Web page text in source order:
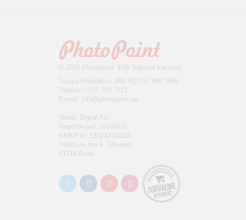
© 2026 Photopoint. Kõik õigused kaitstud
Tasuta infotelefon: 800 FOTO / 800 3686
Telefon: +372 733 7713
E-mail: info@photopoint.ee
Nordic Digital AS
Registrikood: 10240231
KMKR nr: EE100024025
Tööstuse tee 6, Tõrvandi
61715 Eesti